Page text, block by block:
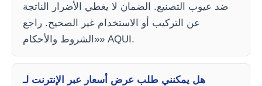
ضد عيوب التصنيع. الضمان لا يغطي الأضرار الناتجة
عن التركيب أو الاستخدام غير الصحيح. راجع
«الشروط والأحكام» AQUI.
هل يمكنني طلب عرض أسعار عبر الإنترنت لـ